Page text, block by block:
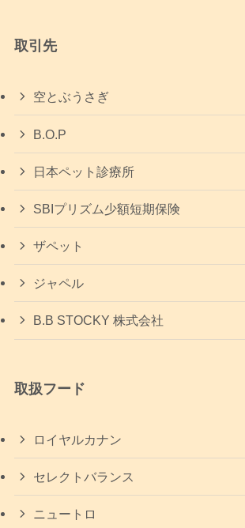
取引先
空とぶうさぎ
B.O.P
日本ペット診療所
SBIプリズム少額短期保険
ザペット
ジャペル
B.B STOCKY 株式会社
取扱フード
ロイヤルカナン
セレクトバランス
ニュートロ